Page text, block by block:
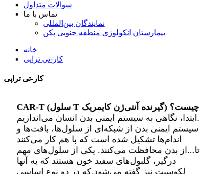
سوالات متداول
تماس با ما
نمایندگان بین‌المللی
بیمارستان انکولوژی منطقه جنوبی پکن
خانه
کار-تی تراپی
کار-تی تراپی
CAR-T (سلول T گیرنده آنتی‌ژن کایمریک) چیست؟
ابتدا، نگاهی به سیستم ایمنی بدن انسان می‌اندازیم.
سیستم ایمنی بدن از شبکه‌ای از سلول‌ها، بافت‌ها و
اندام‌ها تشکیل شده است که با هم کار می‌کنند
تا...از بدن محافظت می‌کنند. یکی از سلول‌های مهم
درگیر، گلبول‌های سفید خون هستند که به آنها
لکوسیت نیز گفته می‌شود.که در دو نوع اساسی